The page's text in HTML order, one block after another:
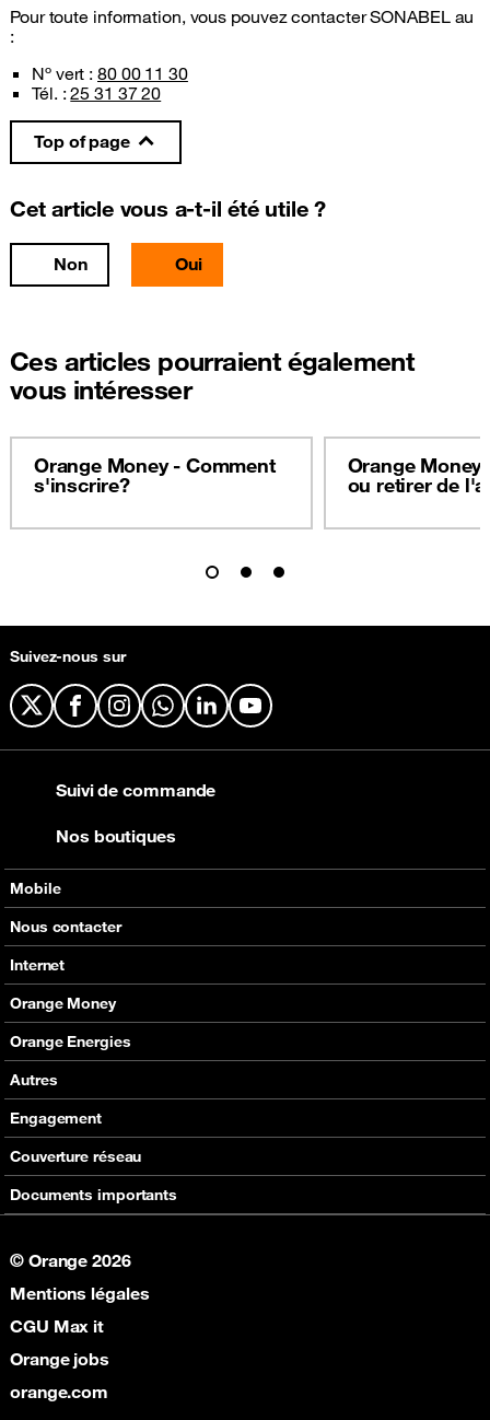
Pour toute information, vous pouvez contacter SONABEL au
:
Nº vert :80 00 11 30
Tél. :25 31 37 20
Top of page
Cet article vous a-t-il été utile ?
Non Oui
Ces articles pourraient également
vous intéresser
Orange Money - Comment
s'inscrire?
Orange Money
ou retirer de
Suivez-nous sur
X FacebookInstagramWhatsApp
LinkedInYouTube
Mobile
Nos offres
Nos produits
Assistance
Nous contacter
Tous les contacts
En boutique
Internet
Nos offres
Nos produits
Assistance
Orange Money
Carte Visa Orange Money
Devenir partenaire Orange Money
Assistance
Orange Energies
Offres
Autres
SVA
Max it
Boutique
Engagement
RSE
Fondation Orange
Couverture réseau
Documents importants
Suivi de commande
Nos boutiques
© Orange 2026
Mentions légales
CGU Max it
Orange jobs
orange.com